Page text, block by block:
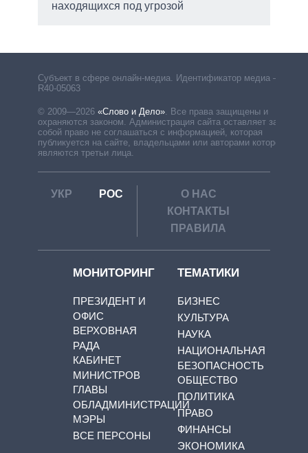
находящихся под угрозой
Субъект в сфере онлайн-медиа. Идентификатор медиа –
R40-05063
© 2009—2026 «Слово и Дело». Все права защищены и
охраняются законом. Администрация сайта оставляет за
собой право не соглашаться с информацией, которая
публикуется на сайте, владельцами или авторами которой
являются третьи лица.
УКР РОС
О НАС
КОНТАКТЫ
ПРАВИЛА
МОНИТОРИНГ
ПРЕЗИДЕНТ И
ОФИС
ВЕРХОВНАЯ
РАДА
КАБИНЕТ
МИНИСТРОВ
ГЛАВЫ
ОБЛАДМИНИСТРАЦИЙ
МЭРЫ
ВСЕ ПЕРСОНЫ
ТЕМАТИКИ
БИЗНЕС
КУЛЬТУРА
НАУКА
НАЦИОНАЛЬНАЯ
БЕЗОПАСНОСТЬ
ОБЩЕСТВО
ПОЛИТИКА
ПРАВО
ФИНАНСЫ
ЭКОНОМИКА